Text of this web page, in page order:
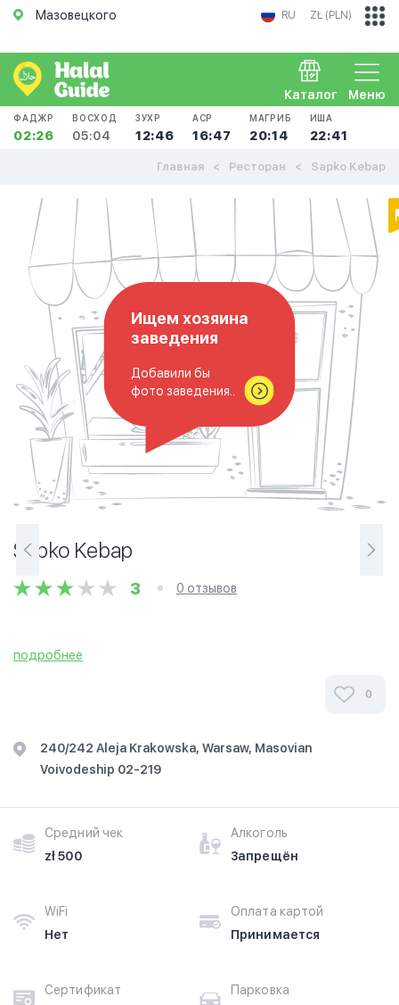
Мазовецкого RU ZŁ (PLN)
Меню
Каталог
ФАДЖР
02:26
ВОСХОД
05:04
ЗУХР
12:46
АСР
16:47
МАГРИБ
20:14
ИША
22:41
Главная Ресторан Sapko Kebap
Ищем хозяина
заведения
Добавили бы
фото заведения..
Sapko Kebap
3 0 отзывов
подробнее
0
240/242 Aleja Krakowska, Warsaw, Masovian
Voivodeship 02-219
Средний чек
zł 500
Алкоголь
Запрещён
WiFi
Нет
Оплата картой
Принимается
Сертификат
Парковка